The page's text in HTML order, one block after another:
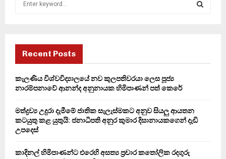
f
r
H
Recent Posts
කැලණිය විශ්වවිද්‍යාලයේ නව කුලපතිවරයා ලෙස පූජ්‍ය
නාරම්පනාවේ ආනන්ද අනුනායක හිමිපාණන් පත් කෙරේ
මත්ද්‍රව්‍ය උදුරා දැමීමේ ජාතික සැලැස්මකට අනුව සියලු ආයතන
කටයුතු කළ යුතුයි: ජනාධිපති අනුර කුමාර දිසානායකගෙන් දැඩි
උපදෙස්
කාදිනල් හිමිපාණන්ට එරෙහි අසත්‍ය ප්‍රචාර කතෝලික රදගුරු